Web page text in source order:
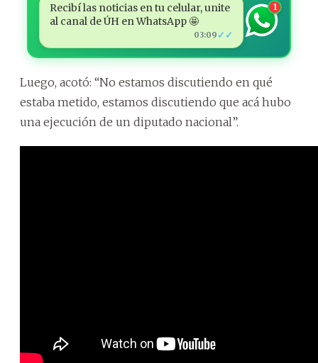
Recibí las noticias en tu celular, unite
al canal de ÚH en WhatsApp 🤩
03:09 ✓✓
1
Luego, acotó: “No estamos discutiendo en qué
estaba metido, estamos discutiendo que acá hubo
una ejecución de un diputado nacional”.